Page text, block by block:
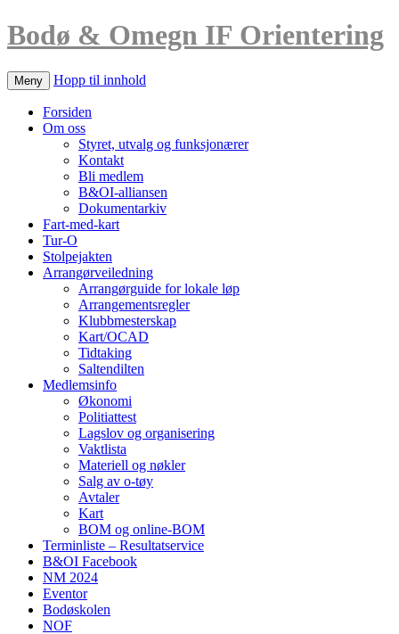
Bodø & Omegn IF Orientering
Meny Hopp til innhold
Forsiden
Om oss
Styret, utvalg og funksjonærer
Kontakt
Bli medlem
B&OI-alliansen
Dokumentarkiv
Fart-med-kart
Tur-O
Stolpejakten
Arrangørveiledning
Arrangørguide for lokale løp
Arrangementsregler
Klubbmesterskap
Kart/OCAD
Tidtaking
Saltendilten
Medlemsinfo
Økonomi
Politiattest
Lagslov og organisering
Vaktlista
Materiell og nøkler
Salg av o-tøy
Avtaler
Kart
BOM og online-BOM
Terminliste – Resultatservice
B&OI Facebook
NM 2024
Eventor
Bodøskolen
NOF